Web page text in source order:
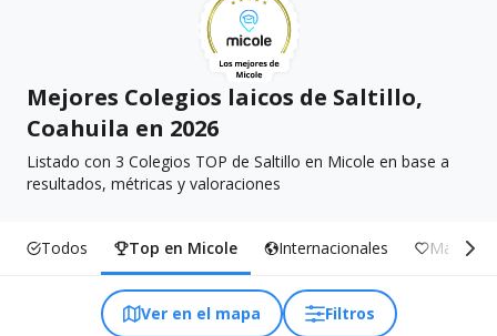
Mejores Colegios laicos de Saltillo,
Coahuila en 2026
Listado con 3 Colegios TOP de Saltillo en Micole en base a
resultados, métricas y valoraciones
Todos Top en Micole Internacionales Más
Ver en el mapa Filtros